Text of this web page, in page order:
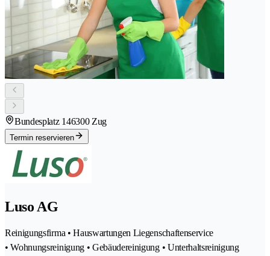
Bundesplatz 146300 Zug
Termin reservieren
Luso AG
Reinigungsfirma • Hauswartungen Liegenschaftenservice
• Wohnungsreinigung • Gebäudereinigung • Unterhaltsreinigung